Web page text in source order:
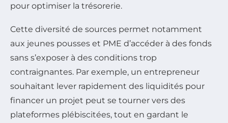
pour optimiser la trésorerie.
Cette diversité de sources permet notamment
aux jeunes pousses et PME d’accéder à des fonds
sans s’exposer à des conditions trop
contraignantes. Par exemple, un entrepreneur
souhaitant lever rapidement des liquidités pour
financer un projet peut se tourner vers des
plateformes plébiscitées, tout en gardant le